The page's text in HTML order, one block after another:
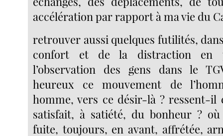
accélération par rapport à ma vie du
retrouver aussi quelques futilités,
confort et de la distraction en
l’observation des gens dans le
heureux ce mouvement de
homme, vers ce désir-là ? ressent-il
satisfait, à satiété, du bonheur ? où
fuite, toujours, en avant, affrétée,